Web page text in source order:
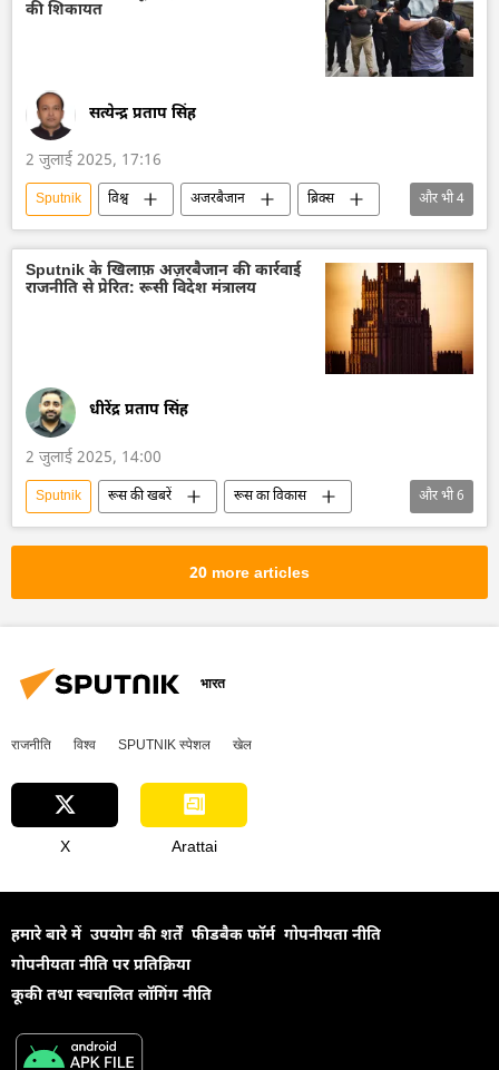
तकनीकी विकास
की शिकायत
सत्येन्द्र प्रताप सिंह
2 जुलाई 2025, 17:16
Sputnik विश्व अजरबैजान
ब्रिक्स
ब्रिक्स का विस्तारण
संयुक्त राष्ट्र
रूस
विवाद
और भी4
Sputnik के खिलाफ़ अज़रबैजान की कार्रवाई
राजनीति से प्रेरित: रूसी विदेश मंत्रालय
धीरेंद्र प्रताप सिंह
2 जुलाई 2025, 14:00
Sputnik रूस की खबरें
रूस का विकास
रूस
मास्को
अजरबैजान
सुरक्षा बल सामाजिक मीडिया
और भी6
20 more articles
भारत
राजनीति विश्व SPUTNIK स्पेशल खेल
X Arattai
हमारे बारे में उपयोग की शर्तें फीडबैक फॉर्म गोपनीयता नीति
गोपनीयता नीति पर प्रतिक्रिया
कूकी तथा स्वचालित लॉगिंग नीति